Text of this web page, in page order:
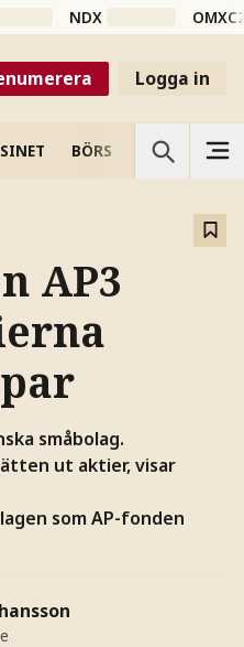
NDX
Logga in
BÖRS VETENSKAP
AP3
småbolag.
ut aktier, visar
som AP-fonden